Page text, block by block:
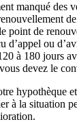
manqué des
point de
d’appel ou
à 180 jours
devez le
hypothèque
à la situation